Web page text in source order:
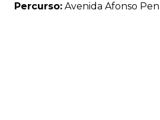
Percurso: Avenida Afonso